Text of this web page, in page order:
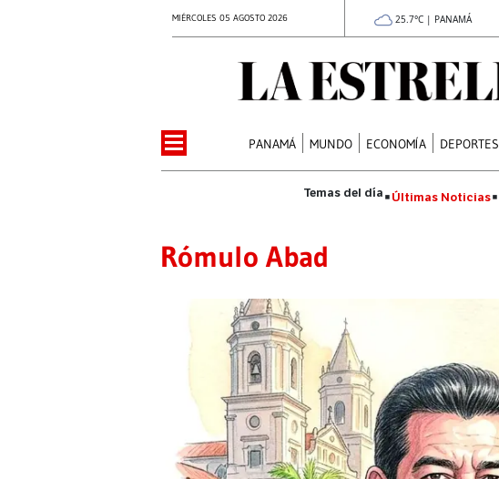
MIÉRCOLES 05 AGOSTO 2026 25.7°C | PANAMÁ
PANAMÁ MUNDO ECONOMÍA DEPORTES
Últimas Noticias
Rómulo Abad